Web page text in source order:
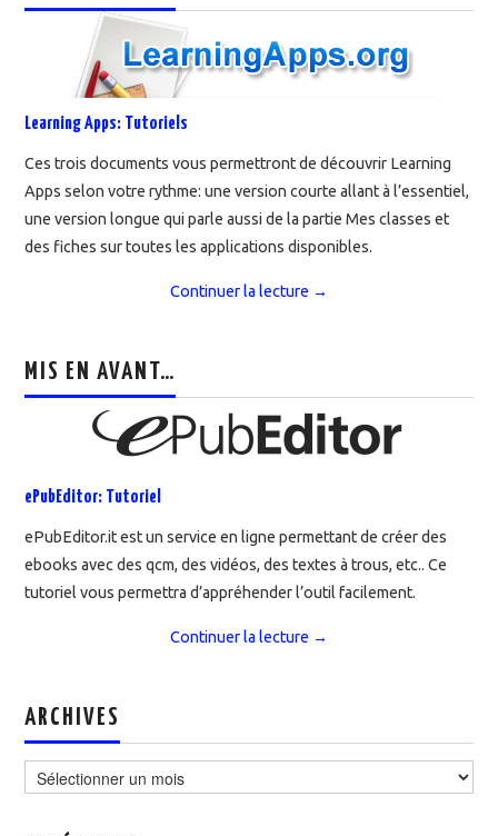
Learning Apps: Tutoriels
Ces trois documents vous permettront de découvrir Learning
Apps selon votre rythme: une version courte allant à l’essentiel,
une version longue qui parle aussi de la partie Mes classes et
des fiches sur toutes les applications disponibles.
Continuer la lecture →
MIS EN AVANT…
ePubEditor: Tutoriel
ePubEditor.it est un service en ligne permettant de créer des
ebooks avec des qcm, des vidéos, des textes à trous, etc.. Ce
tutoriel vous permettra d’appréhender l’outil facilement.
Continuer la lecture →
ARCHIVES